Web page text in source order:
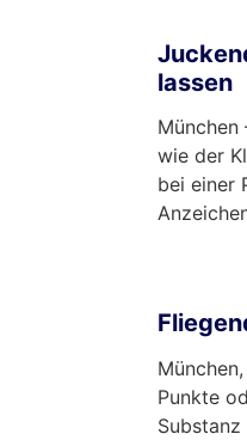
lassen
wie der
bei einer
Punkte